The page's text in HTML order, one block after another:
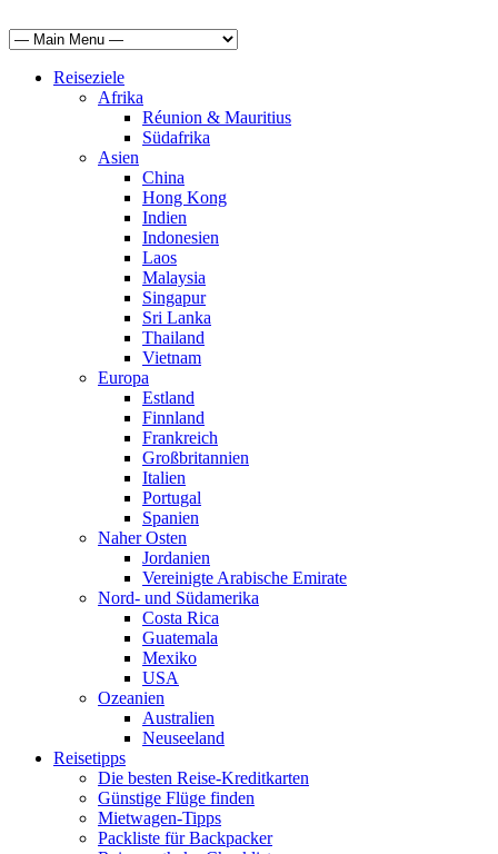
Reiseziele
Afrika
Réunion & Mauritius
Südafrika
Asien
China
Hong Kong
Indien
Indonesien
Laos
Malaysia
Singapur
Sri Lanka
Thailand
Vietnam
Europa
Estland
Finnland
Frankreich
Großbritannien
Italien
Portugal
Spanien
Naher Osten
Jordanien
Vereinigte Arabische Emirate
Nord- und Südamerika
Costa Rica
Guatemala
Mexiko
USA
Ozeanien
Australien
Neuseeland
Reisetipps
Die besten Reise-Kreditkarten
Günstige Flüge finden
Mietwagen-Tipps
Packliste für Backpacker